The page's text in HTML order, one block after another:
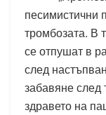
песимистични
тромбозата. В
се отпушат в
след
забавяне след
здравето на